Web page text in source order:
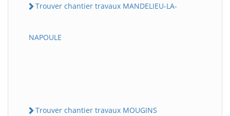
Trouver chantier travaux MANDELIEU-LA-
NAPOULE
Trouver chantier travaux MOUGINS